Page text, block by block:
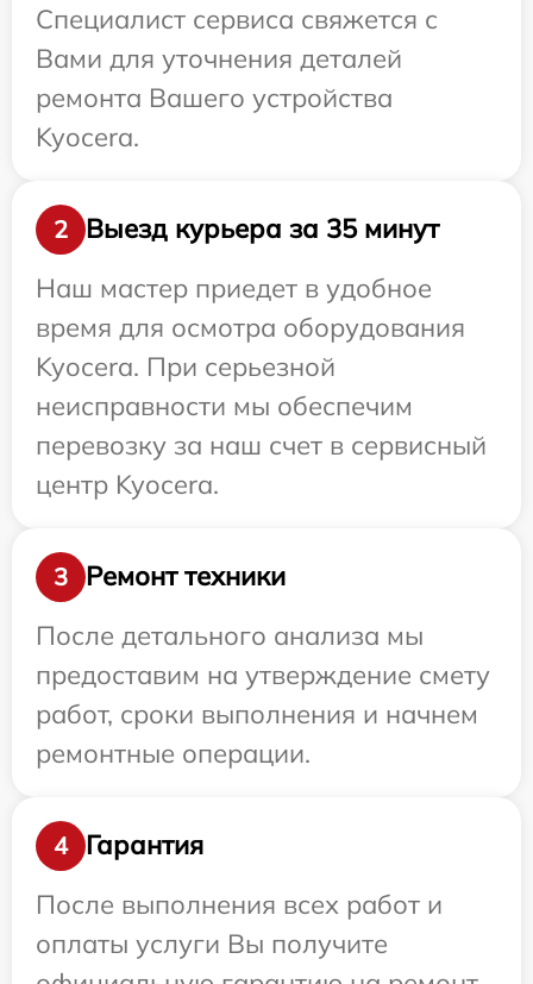
Специалист сервиса свяжется с
Вами для уточнения деталей
ремонта Вашего устройства
Kyocera.
2
Выезд курьера за 35 минут
Наш мастер приедет в удобное
время для осмотра оборудования
Kyocera. При серьезной
неисправности мы обеспечим
перевозку за наш счет в сервисный
центр Kyocera.
3
Ремонт техники
После детального анализа мы
предоставим на утверждение смету
работ, сроки выполнения и начнем
ремонтные операции.
4
Гарантия
После выполнения всех работ и
оплаты услуги Вы получите